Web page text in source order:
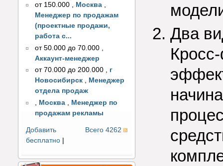
от 150.000
Москва
Менеджер по продажам
(проектные продажи,
работа с...
от 50.000 до 70.000
Аккаунт-менеджер
от 70.000 до 200.000 , г
Новосибирск , Менеджер
отдела продаж
, Москва , Менеджер по
продажам рекламы
Всего 4262
Добавить
бесплатно
Два